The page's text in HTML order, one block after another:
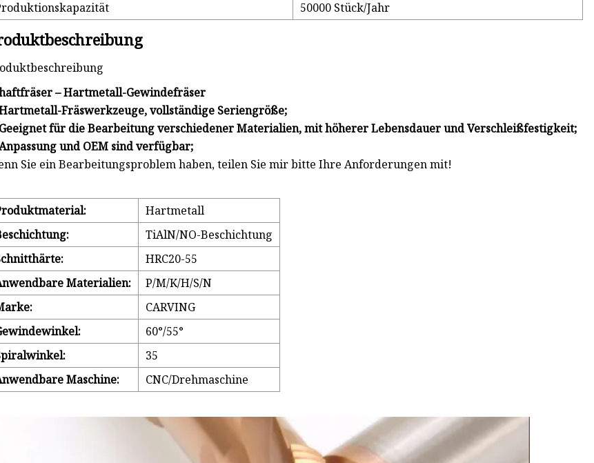
50000 Stück/Jahr
– Hartmetall-Gewindefräser
Fräswerkzeuge, vollständige Seriengröße;
für die Bearbeitung verschiedener Materialien, mit höherer Lebensdauer und Verschleißfestigkeit;
und OEM sind verfügbar;
Sie ein Bearbeitungsproblem haben, teilen Sie mir bitte Ihre Anforderungen mit!
Hartmetall
TiAlN/NO-Beschichtung
HRC20-55
Materialien:
P/M/K/H/S/N
CARVING
60°/55°
35
Maschine:
CNC/Drehmaschine